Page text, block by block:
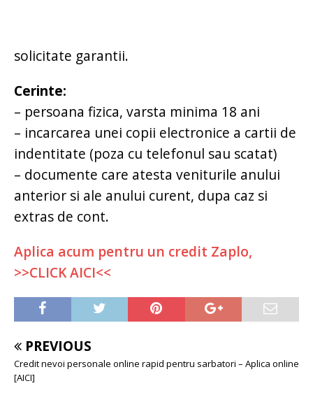
solicitate garantii.
Cerinte:
– persoana fizica, varsta minima 18 ani
– incarcarea unei copii electronice a cartii de
indentitate (poza cu telefonul sau scatat)
– documente care atesta veniturile anului
anterior si ale anului curent, dupa caz si
extras de cont.
Aplica acum pentru un credit Zaplo,
>>CLICK AICI<<
PREVIOUS
Credit nevoi personale online rapid pentru sarbatori – Aplica online
[AICI]